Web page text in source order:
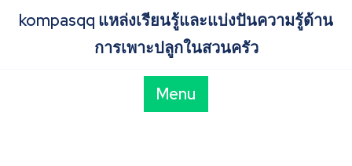
kompasqq แหล่งเรียนรู้และแบ่งปันความรู้ด้าน
การเพาะปลูกในสวนครัว
Menu